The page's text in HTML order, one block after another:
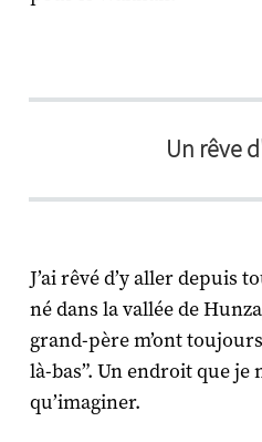
Un rêve
J’ai rêvé d’y aller depuis
né dans la vallée de
grand-père m’ont
là-bas”. Un endroit que je
qu’imaginer.